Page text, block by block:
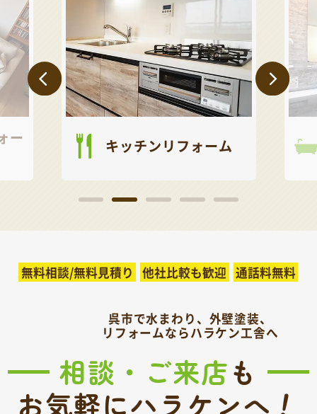
キッチンリフォーム お風呂リフ
無料相談/無料見積り 他社比較も歓迎 通話料無料
呉市で水まわり、外壁塗装、
リフォームならハラケン工舎へ
相談・ご来店も
お気軽にハラケンへ！